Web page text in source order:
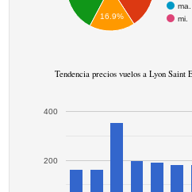
ma.
mi.
16.9%
Tendencia precios vuelos a Lyon Saint
200
400